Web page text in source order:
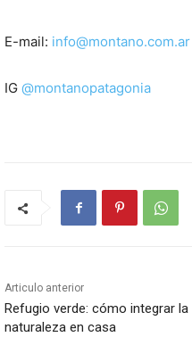
E-mail: info@montano.com.ar
IG @montanopatagonia
Articulo anterior
Refugio verde: cómo integrar la
naturaleza en casa